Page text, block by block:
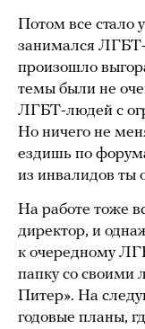
Потом все стало
занимался ЛГБТ-
произошло
темы были не
ЛГБТ-людей с
Но ничего не
ездишь по
из инвалидов ты
На работе тоже
директор, и
к очередному
папку со своими
Питер». На
годовые планы,